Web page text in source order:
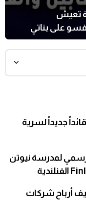
الاستفدة تعيش
على بناتي
جديداً لسرية
لمدرسة نيوتن
أرباح شركات